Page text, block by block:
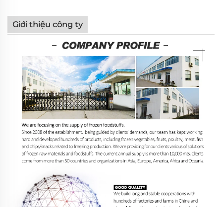
Giới thiệu công ty